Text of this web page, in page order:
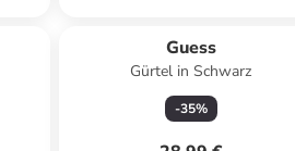
Guess
Gürtel in Schwarz
-35%